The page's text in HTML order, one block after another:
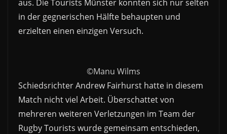
aus. Die Tourists Münster konnten sich nur selten
in der gegnerischen Hälfte behaupten und
erzielten einen einzigen Versuch.
©Manu Wilms
Schiedsrichter Andrew Fairhurst hatte in diesem
Match nicht viel Arbeit. Überschattet von
mehreren weiteren Verletzungen im Team der
Rugby Tourists wurde gemeinsam entschieden,